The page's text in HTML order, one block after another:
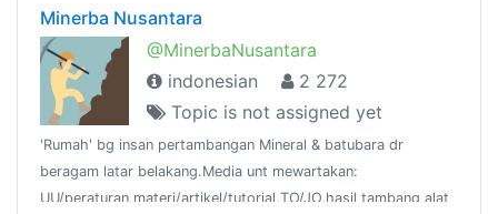
Minerba Nusantara
@MinerbaNusantara
indonesian
2 272
Topic is not assigned yet
'Rumah' bg insan pertambangan Mineral & batubara dr
beragam latar belakang.Media unt mewartakan:
UU/peraturan,materi/artikel/tutorial,TO/JO,hasil tambang,alat